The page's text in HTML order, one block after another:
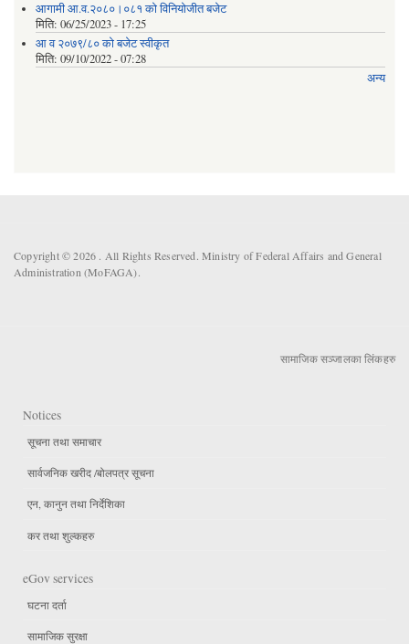
आगामी आ.व.२०८०।०८१ को विनियोजीत बजेट
मिति: 06/25/2023 - 17:25
आ व २०७९/८० को बजेट स्वीकृत
मिति: 09/10/2022 - 07:28
अन्य
Copyright © 2026 . All Rights Reserved. Ministry of Federal Affairs and General
Administration (MoFAGA).
सामाजिक सञ्जालका लिंकहरु
Notices
सूचना तथा समाचार
सार्वजनिक खरीद /बोलपत्र सूचना
एन, कानुन तथा निर्देशिका
कर तथा शुल्कहरु
eGov services
घटना दर्ता
सामाजिक सुरक्षा